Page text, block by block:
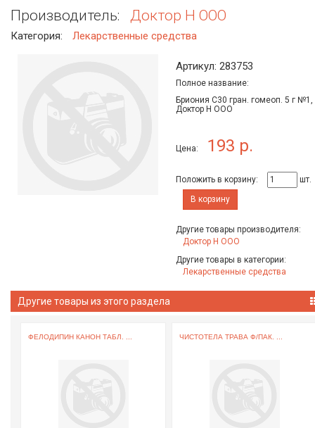
Производитель: Доктор Н ООО
Категория: Лекарственные средства
Артикул: 283753
Полное название:
Бриония С30 гран. гомеоп. 5 г №1,
Доктор Н ООО
Цена: 193 р.
Положить в корзину:
шт.
В корзину
Другие товары производителя:
Доктор Н ООО
Другие товары в категории:
Лекарственные средства
Другие товары из этого раздела
ФЕЛОДИПИН КАНОН ТАБЛ. ... ЧИСТОТЕЛА ТРАВА Ф/ПАК. ...